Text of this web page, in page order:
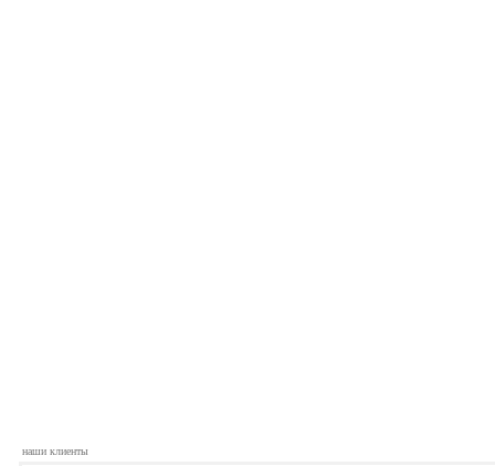
наши клиенты